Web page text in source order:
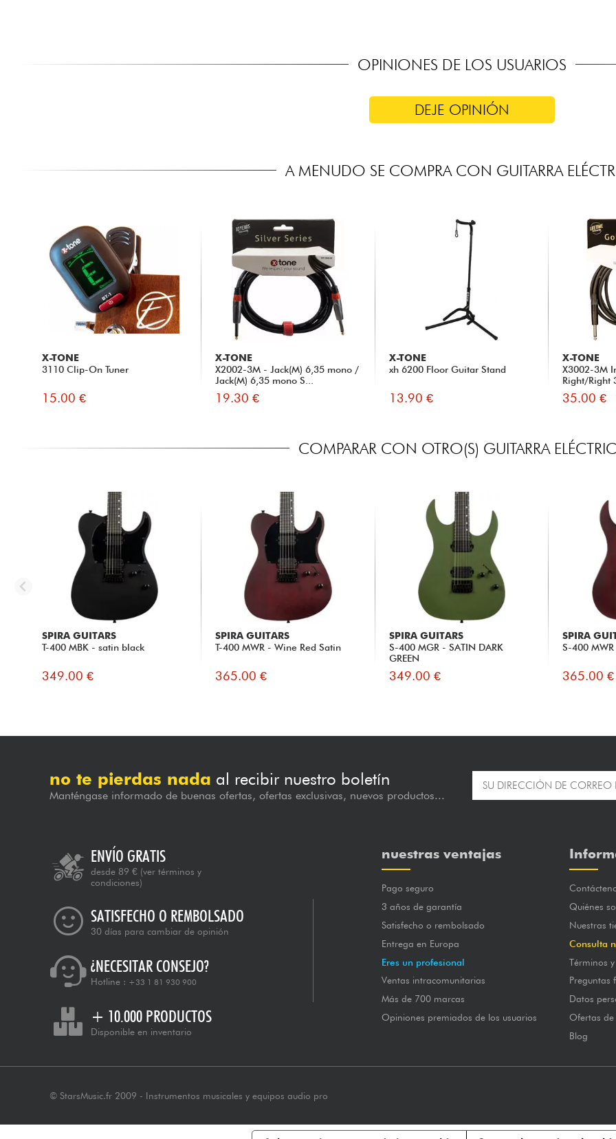
OPINIONES DE LOS USUARIOS
DEJE OPINIÓN
A MENUDO SE COMPRA CON GUITARRA
X-TONE
3110 Clip-On Tuner
15.00 €
X-TONE
X2002-3M - Jack(M) 6,35 mono /
Jack(M) 6,35 mono S...
19.30 €
X-TONE
xh 6200 Floor Guitar Stand
13.90 €
X-TONE
X3002-3M
Right/Right
35.00 €
COMPARAR CON OTRO(S) GUITARRA
SPIRA GUITARS
T-400 MBK - satin black
349.00 €
SPIRA GUITARS
T-400 MWR - Wine Red Satin
365.00 €
SPIRA GUITARS
S-400 MGR - SATIN DARK
GREEN
349.00 €
SPIRA
S-400
365.00 €
no te pierdas nada al recibir nuestro boletín
Manténgase informado de buenas ofertas, ofertas exclusivas, nuevos productos...
ENVÍO GRATIS
desde 89 € (ver términos y
condiciones)
SATISFECHO O REMBOLSADO
30 días para cambiar de opinión
¿NECESITAR CONSEJO?
Hotline : +33 1 81 930 900
+ 10.000 PRODUCTOS
Disponible en inventario
nuestras ventajas
Pago seguro
3 años de garantía
Satisfecho o rembolsado
Entrega en Europa
Eres un profesional
Ventas intracomunitarias
Más de 700 marcas
Opiniones premiados de los usuarios
Quiénes
Nuestras
Consulta
Términos
Preguntas
Datos
Ofertas
Blog
© StarsMusic.fr 2009 - Instrumentos musicales y equipos audio pro